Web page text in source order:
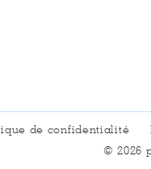
de confidentialité
© 2026